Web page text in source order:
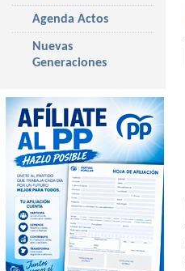
Agenda Actos
Nuevas
Generaciones